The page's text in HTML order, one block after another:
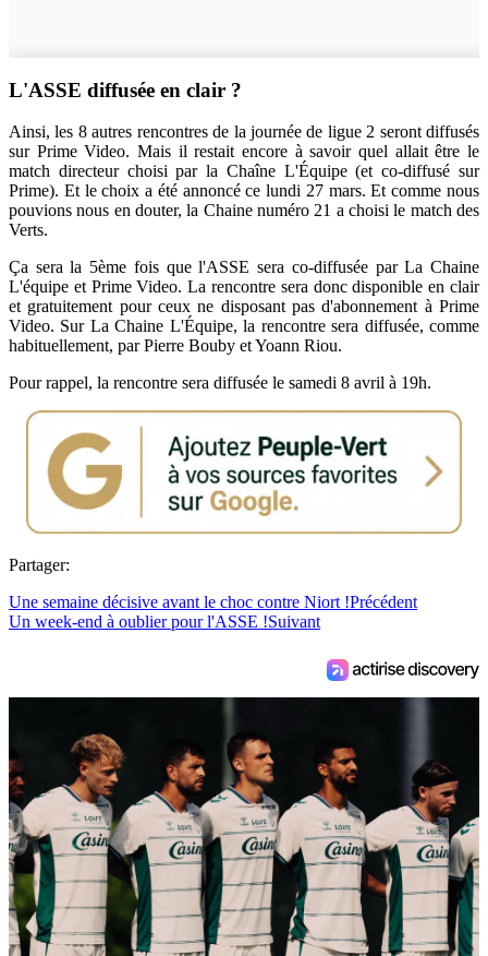
L'ASSE diffusée en clair ?
Ainsi, les 8 autres rencontres de la journée de ligue 2 seront diffusés
sur Prime Video. Mais il restait encore à savoir quel allait être le
match directeur choisi par la Chaîne L'Équipe (et co-diffusé sur
Prime). Et le choix a été annoncé ce lundi 27 mars. Et comme nous
pouvions nous en douter, la Chaine numéro 21 a choisi le match des
Verts.
Ça sera la 5ème fois que l'ASSE sera co-diffusée par La Chaine
L'équipe et Prime Video. La rencontre sera donc disponible en clair
et gratuitement pour ceux ne disposant pas d'abonnement à Prime
Video. Sur La Chaine L'Équipe, la rencontre sera diffusée, comme
habituellement, par Pierre Bouby et Yoann Riou.
Pour rappel, la rencontre sera diffusée le samedi 8 avril à 19h.
Partager:
Une semaine décisive avant le choc contre Niort !Précédent
Un week-end à oublier pour l'ASSE !Suivant